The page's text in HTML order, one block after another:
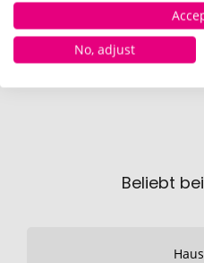
Beliebt
No, adjust